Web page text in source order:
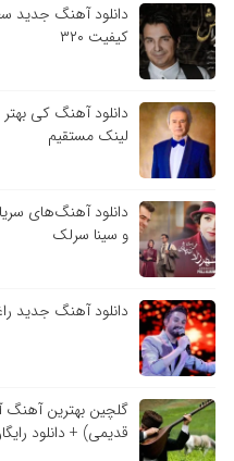
دانلود آهنگ جدید
کیفیت ۳۲۰
دانلود آهنگ کی
لینک مستقیم
دانلود آهنگ‌های
و سینا سرلک
دانلود آهنگ جدید
گلچین بهترین
قدیمی) + دانلود